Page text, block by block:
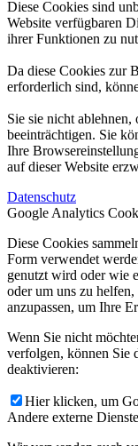
Diese Cookies sind
Website verfügbaren
ihrer Funktionen zu
Da diese Cookies zur
erforderlich sind,
Sie sie nicht ablehnen,
beeinträchtigen. Sie
Ihre
auf dieser Website
Datenschutz
Google Analytics
Diese Cookies
Form verwendet
genutzt wird oder wie
oder um uns zu
anzupassen, um Ihre
Wenn Sie nicht
verfolgen, können Sie
deaktivieren:
Hier klicken, um
Andere externe Dienste